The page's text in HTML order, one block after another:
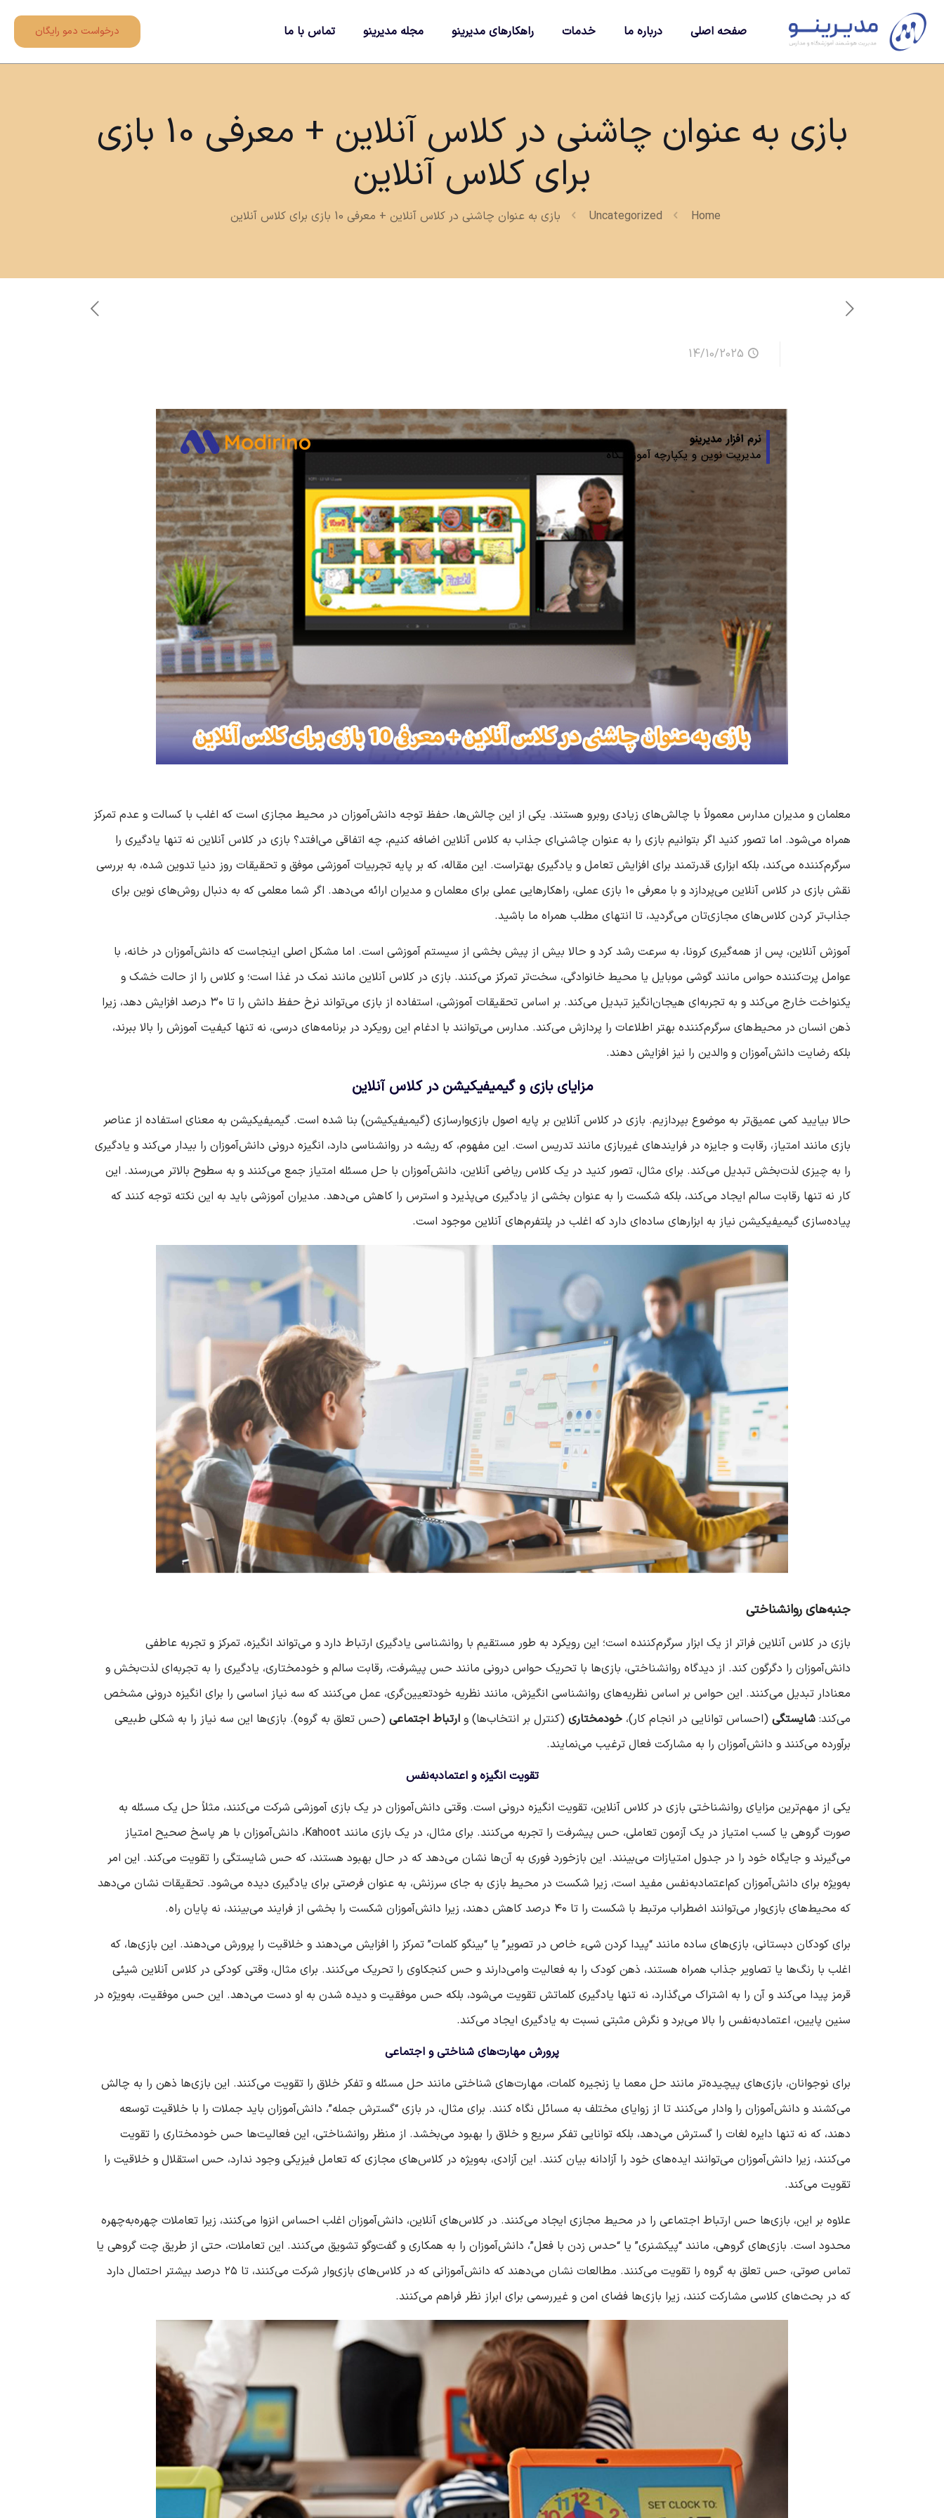
صفحه اصلی درباره ما خدمات راهکارهای مدیرینو مجله مدیرینو تماس با ما درخواست دمو رایگان
بازی به عنوان چاشنی در کلاس آنلاین + معرفی 10 بازی
برای کلاس آنلاین
Home
Uncategorized بازی به عنوان چاشنی در کلاس آنلاین + معرفی 10 بازی برای کلاس آنلاین
14/10/2025
معلمان و مدیران مدارس معمولاً با چالش‌های زیادی روبرو هستند. یکی از این چالش‌ها، حفظ توجه دانش‌آموزان در محیط مجازی است که اغلب با کسالت و عدم تمرکز
همراه می‌شود. اما تصور کنید اگر بتوانیم بازی را به عنوان چاشنی‌ای جذاب به کلاس آنلاین اضافه کنیم، چه اتفاقی می‌افتد؟ بازی در کلاس آنلاین نه تنها یادگیری را
سرگرم‌کننده می‌کند، بلکه ابزاری قدرتمند برای افزایش تعامل و یادگیری بهتراست. این مقاله، که بر پایه تجربیات آموزشی موفق و تحقیقات روز دنیا تدوین شده، به بررسی
نقش بازی در کلاس آنلاین می‌پردازد و با معرفی ۱۰ بازی عملی، راهکارهایی عملی برای معلمان و مدیران ارائه می‌دهد. اگر شما معلمی که به دنبال روش‌های نوین برای
جذاب‌تر کردن کلاس‌های مجازی‌تان می‌گردید، تا انتهای مطلب همراه ما باشید.
آموزش آنلاین، پس از همه‌گیری کرونا، به سرعت رشد کرد و حالا بیش از پیش بخشی از سیستم آموزشی است. اما مشکل اصلی اینجاست که دانش‌آموزان در خانه، با
عوامل پرت‌کننده حواس مانند گوشی موبایل یا محیط خانوادگی، سخت‌تر تمرکز می‌کنند. بازی در کلاس آنلاین مانند نمک در غذا است؛ و کلاس را از حالت خشک و
یکنواخت خارج می‌کند و به تجربه‌ای هیجان‌انگیز تبدیل می‌کند. بر اساس تحقیقات آموزشی، استفاده از بازی می‌تواند نرخ حفظ دانش را تا ۳۰ درصد افزایش دهد، زیرا
ذهن انسان در محیط‌های سرگرم‌کننده بهتر اطلاعات را پردازش می‌کند. مدارس می‌توانند با ادغام این رویکرد در برنامه‌های درسی، نه تنها کیفیت آموزش را بالا ببرند،
بلکه رضایت دانش‌آموزان و والدین را نیز افزایش دهند.
مزایای بازی و گیمیفیکیشن در کلاس آنلاین
حالا بیایید کمی عمیق‌تر به موضوع بپردازیم. بازی در کلاس آنلاین بر پایه اصول بازی‌وارسازی (گیمیفیکیشن) بنا شده است. گیمیفیکیشن به معنای استفاده از عناصر
بازی مانند امتیاز، رقابت و جایزه در فرایندهای غیربازی مانند تدریس است. این مفهوم، که ریشه در روانشناسی دارد، انگیزه درونی دانش‌آموزان را بیدار می‌کند و یادگیری
را به چیزی لذت‌بخش تبدیل می‌کند. برای مثال، تصور کنید در یک کلاس ریاضی آنلاین، دانش‌آموزان با حل مسئله امتیاز جمع می‌کنند و به سطوح بالاتر می‌رسند. این
کار نه تنها رقابت سالم ایجاد می‌کند، بلکه شکست را به عنوان بخشی از یادگیری می‌پذیرد و استرس را کاهش می‌دهد. مدیران آموزشی باید به این نکته توجه کنند که
پیاده‌سازی گیمیفیکیشن نیاز به ابزارهای ساده‌ای دارد که اغلب در پلتفرم‌های آنلاین موجود است.
جنبه‌های روانشناختی
بازی در کلاس آنلاین فراتر از یک ابزار سرگرم‌کننده است؛ این رویکرد به طور مستقیم با روانشناسی یادگیری ارتباط دارد و می‌تواند انگیزه، تمرکز و تجربه عاطفی
دانش‌آموزان را دگرگون کند. از دیدگاه روانشناختی، بازی‌ها با تحریک حواس درونی مانند حس پیشرفت، رقابت سالم و خودمختاری، یادگیری را به تجربه‌ای لذت‌بخش و
معنادار تبدیل می‌کنند. این حواس بر اساس نظریه‌های روانشناسی انگیزش، مانند نظریه خودتعیین‌گری، عمل می‌کنند که سه نیاز اساسی را برای انگیزه درونی مشخص
می‌کند: شایستگی (احساس توانایی در انجام کار)، خودمختاری (کنترل بر انتخاب‌ها) و ارتباط اجتماعی (حس تعلق به گروه). بازی‌ها این سه نیاز را به شکلی طبیعی
برآورده می‌کنند و دانش‌آموزان را به مشارکت فعال ترغیب می‌نمایند.
تقویت انگیزه و اعتمادبه‌نفس
یکی از مهم‌ترین مزایای روانشناختی بازی در کلاس آنلاین، تقویت انگیزه درونی است. وقتی دانش‌آموزان در یک بازی آموزشی شرکت می‌کنند، مثلاً حل یک مسئله به
صورت گروهی یا کسب امتیاز در یک آزمون تعاملی، حس پیشرفت را تجربه می‌کنند. برای مثال، در یک بازی مانند Kahoot، دانش‌آموزان با هر پاسخ صحیح امتیاز
می‌گیرند و جایگاه خود را در جدول امتیازات می‌بینند. این بازخورد فوری به آن‌ها نشان می‌دهد که در حال بهبود هستند، که حس شایستگی را تقویت می‌کند. این امر
به‌ویژه برای دانش‌آموزان کم‌اعتمادبه‌نفس مفید است، زیرا شکست در محیط بازی به جای سرزنش، به عنوان فرصتی برای یادگیری دیده می‌شود. تحقیقات نشان می‌دهد
که محیط‌های بازی‌وار می‌توانند اضطراب مرتبط با شکست را تا ۴۰ درصد کاهش دهند، زیرا دانش‌آموزان شکست را بخشی از فرایند می‌بینند، نه پایان راه.
برای کودکان دبستانی، بازی‌های ساده مانند “پیدا کردن شیء خاص در تصویر” یا “بینگو کلمات” تمرکز را افزایش می‌دهند و خلاقیت را پرورش می‌دهند. این بازی‌ها، که
اغلب با رنگ‌ها یا تصاویر جذاب همراه هستند، ذهن کودک را به فعالیت وامی‌دارند و حس کنجکاوی را تحریک می‌کنند. برای مثال، وقتی کودکی در کلاس آنلاین شیئی
قرمز پیدا می‌کند و آن را به اشتراک می‌گذارد، نه تنها یادگیری کلماتش تقویت می‌شود، بلکه حس موفقیت و دیده شدن به او دست می‌دهد. این حس موفقیت، به‌ویژه در
سنین پایین، اعتمادبه‌نفس را بالا می‌برد و نگرش مثبتی نسبت به یادگیری ایجاد می‌کند.
پرورش مهارت‌های شناختی و اجتماعی
برای نوجوانان، بازی‌های پیچیده‌تر مانند حل معما یا زنجیره کلمات، مهارت‌های شناختی مانند حل مسئله و تفکر خلاق را تقویت می‌کنند. این بازی‌ها ذهن را به چالش
می‌کشند و دانش‌آموزان را وادار می‌کنند تا از زوایای مختلف به مسائل نگاه کنند. برای مثال، در بازی “گسترش جمله”، دانش‌آموزان باید جملات را با خلاقیت توسعه
دهند، که نه تنها دایره لغات را گسترش می‌دهد، بلکه توانایی تفکر سریع و خلاق را بهبود می‌بخشد. از منظر روانشناختی، این فعالیت‌ها حس خودمختاری را تقویت
می‌کنند، زیرا دانش‌آموزان می‌توانند ایده‌های خود را آزادانه بیان کنند. این آزادی، به‌ویژه در کلاس‌های مجازی که تعامل فیزیکی وجود ندارد، حس استقلال و خلاقیت را
تقویت می‌کند.
علاوه بر این، بازی‌ها حس ارتباط اجتماعی را در محیط مجازی ایجاد می‌کنند. در کلاس‌های آنلاین، دانش‌آموزان اغلب احساس انزوا می‌کنند، زیرا تعاملات چهره‌به‌چهره
محدود است. بازی‌های گروهی، مانند “پیکشنری” یا “حدس زدن با فعل”، دانش‌آموزان را به همکاری و گفت‌وگو تشویق می‌کنند. این تعاملات، حتی از طریق چت گروهی یا
تماس صوتی، حس تعلق به گروه را تقویت می‌کنند. مطالعات نشان می‌دهند که دانش‌آموزانی که در کلاس‌های بازی‌وار شرکت می‌کنند، تا ۲۵ درصد بیشتر احتمال دارد
که در بحث‌های کلاسی مشارکت کنند، زیرا بازی‌ها فضای امن و غیررسمی برای ابراز نظر فراهم می‌کنند.